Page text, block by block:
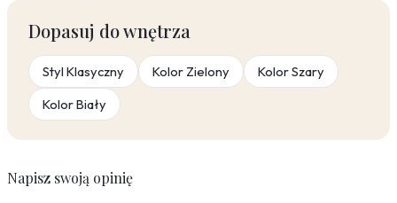
Dopasuj do wnętrza
Styl Klasyczny Kolor Zielony
Kolor Szary
Kolor Biały
Napisz swoją opinię